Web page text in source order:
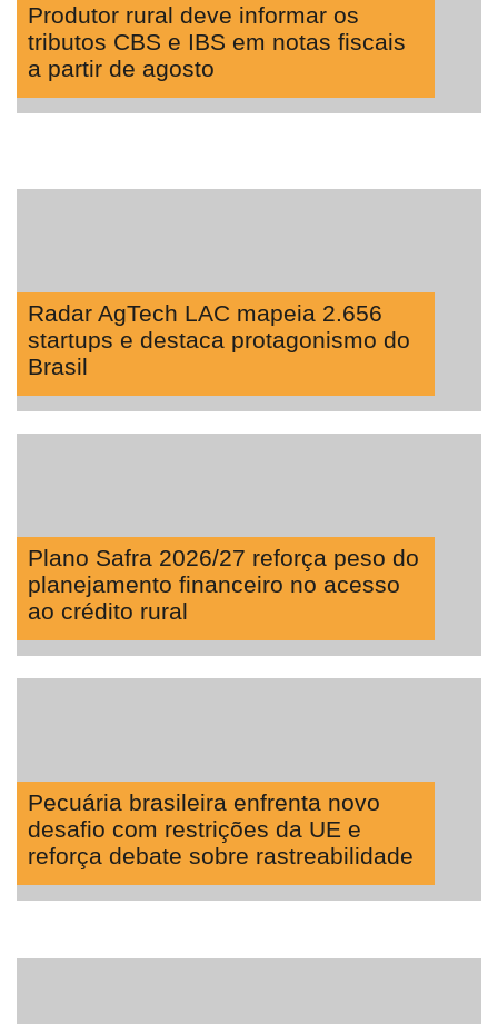
Produtor rural deve informar os
tributos CBS e IBS em notas fiscais
a partir de agosto
Radar AgTech LAC mapeia 2.656
startups e destaca protagonismo do
Brasil
Plano Safra 2026/27 reforça peso do
planejamento financeiro no acesso
ao crédito rural
Pecuária brasileira enfrenta novo
desafio com restrições da UE e
reforça debate sobre rastreabilidade